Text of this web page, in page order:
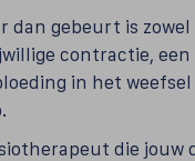
dan gebeurt is
contractie, een
in het
die jouw